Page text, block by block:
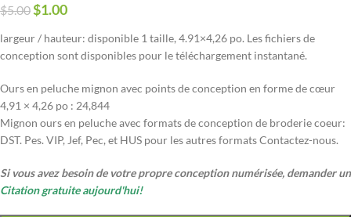
$5.00$1.00
largeur / hauteur: disponible 1 taille, 4.91×4,26 po. Les fichiers de
conception sont disponibles pour le téléchargement instantané.
Ours en peluche mignon avec points de conception en forme de cœur
4,91 × 4,26 po : 24,844
Mignon ours en peluche avec formats de conception de broderie coeur:
DST. Pes. VIP, Jef, Pec, et HUS pour les autres formats Contactez-nous.
Si vous avez besoin de votre propre conception numérisée, demander un
Citation gratuite aujourd'hui!